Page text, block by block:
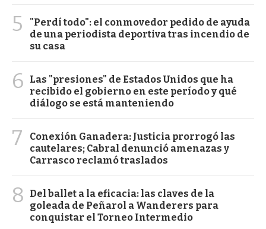
5
"Perdí todo": el conmovedor pedido de ayuda
de una periodista deportiva tras incendio de
su casa
6
Las "presiones" de Estados Unidos que ha
recibido el gobierno en este período y qué
diálogo se está manteniendo
7
Conexión Ganadera: Justicia prorrogó las
cautelares; Cabral denunció amenazas y
Carrasco reclamó traslados
8
Del ballet a la eficacia: las claves de la
goleada de Peñarol a Wanderers para
conquistar el Torneo Intermedio